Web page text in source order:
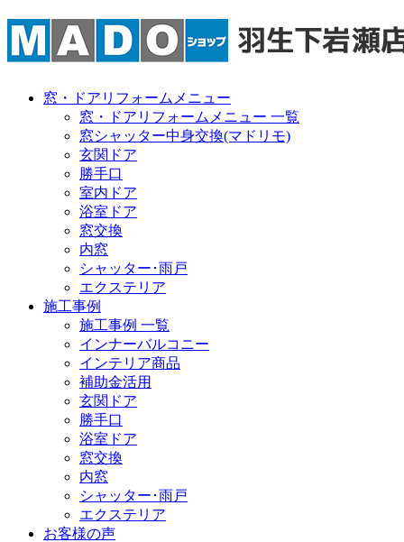
窓・ドアリフォームメニュー
窓・ドアリフォームメニュー 一覧
窓シャッター中身交換(マドリモ)
玄関ドア
勝手口
室内ドア
浴室ドア
窓交換
内窓
シャッター･雨戸
エクステリア
施工事例
施工事例 一覧
インナーバルコニー
インテリア商品
補助金活用
玄関ドア
勝手口
浴室ドア
窓交換
内窓
シャッター･雨戸
エクステリア
お客様の声